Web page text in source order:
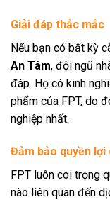
Giải đáp thắc mắc
Nếu bạn có bất kỳ
An Tâm, đội ngũ
đáp. Họ có kinh
phẩm của FPT, do
nghiệp nhất.
Đảm bảo quyền lợi
FPT luôn coi trọng
nào liên quan đến